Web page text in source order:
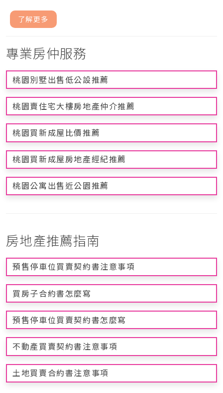
了解更多
專業房仲服務
桃園別墅出售低公設推薦
桃園賣住宅大樓房地產仲介推薦
桃園買新成屋比價推薦
桃園買新成屋房地產經紀推薦
桃園公寓出售近公園推薦
房地產推薦指南
預售停車位買賣契約書注意事項
買房子合約書怎麼寫
預售停車位買賣契約書怎麼寫
不動產買賣契約書注意事項
土地買賣合約書注意事項